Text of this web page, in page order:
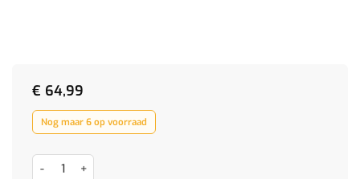
€ 64,99
Nog maar 6 op voorraad
Bijzettafel 2 pcs Gerookt eiken 40 x 40 x 56 cm Bewerkt hout aantal